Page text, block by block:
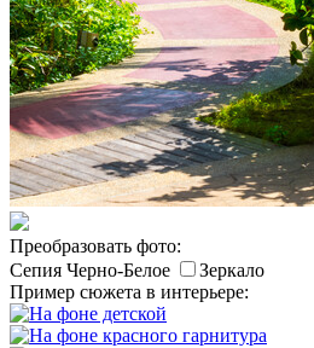
Преобразовать фото:
Сепия Черно-Белое
Зеркало
Пример сюжета в интерьере: